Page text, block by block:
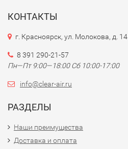
КОНТАКТЫ
г. Красноярск, ул. Молокова, д. 14
8 391 290-21-57
Пн—Пт 9:00—18:00 Сб 10:00-17:00
info@clear-air.ru
РАЗДЕЛЫ
Наши преимущества
Доставка и оплата